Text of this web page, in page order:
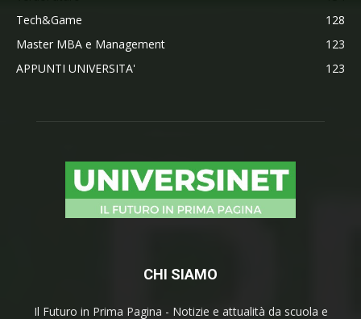
Tech&Game
128
Master MBA e Management
123
APPUNTI UNIVERSITA'
123
CHI SIAMO
Il Futuro in Prima Pagina - Notizie e attualità da scuola e